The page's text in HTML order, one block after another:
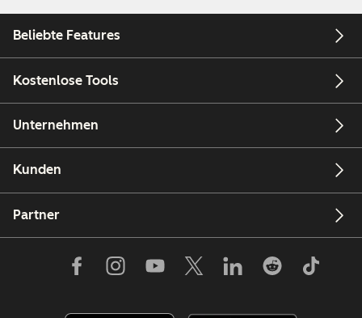
Beliebte Features
Kostenlose Tools
Unternehmen
Kunden
Partner